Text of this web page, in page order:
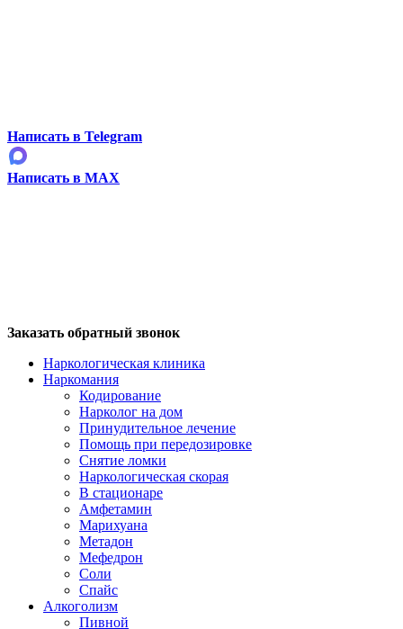
Написать в Telegram
Написать в MAX
Заказать обратный звонок
Наркологическая клиника
Наркомания
Кодирование
Нарколог на дом
Принудительное лечение
Помощь при передозировке
Снятие ломки
Наркологическая скорая
В стационаре
Амфетамин
Марихуана
Метадон
Мефедрон
Соли
Спайс
Алкоголизм
Пивной